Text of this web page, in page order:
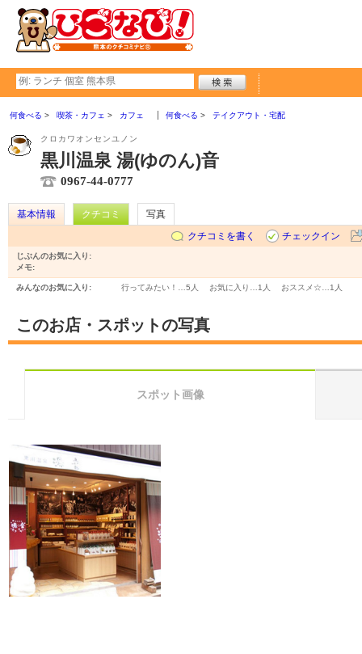
何食べる 喫茶・カフェ カフェ 何食べる テイクアウト・宅配
クロカワオンセンユノン
黒川温泉 湯(ゆのん)音
0967-44-0777
基本情報 クチコミ
写真
クチコミを書く
チェックイン
じぶんのお気に入り:
メモ:
みんなのお気に入り: 行ってみたい！… 5人 お気に入り… 1人 おススメ☆… 1人
このお店・スポットの写真
スポット画像